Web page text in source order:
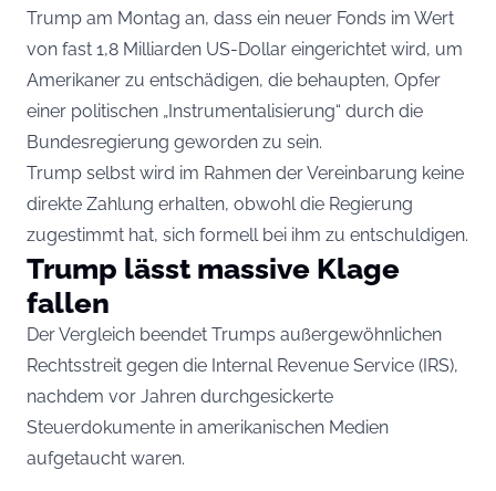
Trump am Montag an, dass ein neuer Fonds im Wert
von fast 1,8 Milliarden US-Dollar eingerichtet wird, um
Amerikaner zu entschädigen, die behaupten, Opfer
einer politischen „Instrumentalisierung“ durch die
Bundesregierung geworden zu sein.
Trump selbst wird im Rahmen der Vereinbarung keine
direkte Zahlung erhalten, obwohl die Regierung
zugestimmt hat, sich formell bei ihm zu entschuldigen.
Trump lässt massive Klage
fallen
Der Vergleich beendet Trumps außergewöhnlichen
Rechtsstreit gegen die Internal Revenue Service (IRS),
nachdem vor Jahren durchgesickerte
Steuerdokumente in amerikanischen Medien
aufgetaucht waren.